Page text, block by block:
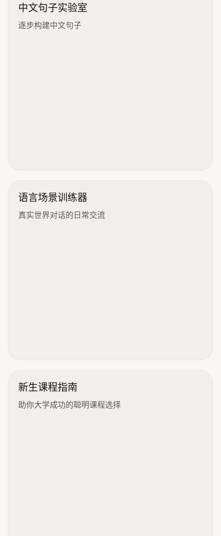
中文句子实验室
逐步构建中文句子
语言场景训练器
真实世界对话的日常交流
新生课程指南
助你大学成功的聪明课程选择